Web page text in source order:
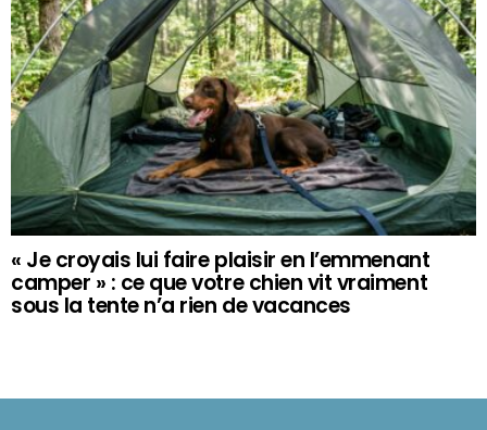
« Je croyais lui faire plaisir en l’emmenant
camper » : ce que votre chien vit vraiment
sous la tente n’a rien de vacances